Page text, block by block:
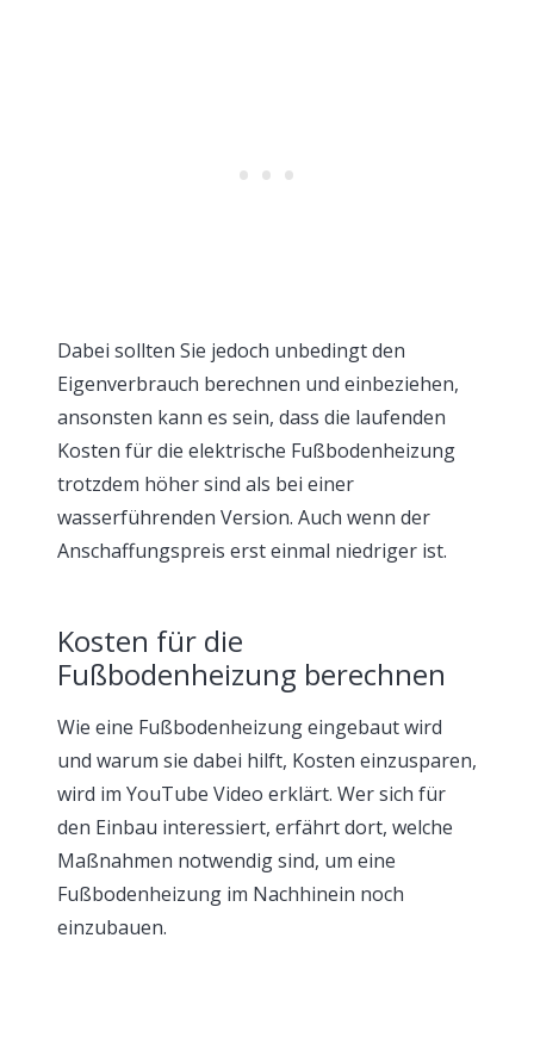
Dabei sollten Sie jedoch unbedingt den
Eigenverbrauch berechnen und einbeziehen,
ansonsten kann es sein, dass die laufenden
Kosten für die elektrische Fußbodenheizung
trotzdem höher sind als bei einer
wasserführenden Version. Auch wenn der
Anschaffungspreis erst einmal niedriger ist.
Kosten für die
Fußbodenheizung berechnen
Wie eine Fußbodenheizung eingebaut wird
und warum sie dabei hilft, Kosten einzusparen,
wird im YouTube Video erklärt. Wer sich für
den Einbau interessiert, erfährt dort, welche
Maßnahmen notwendig sind, um eine
Fußbodenheizung im Nachhinein noch
einzubauen.